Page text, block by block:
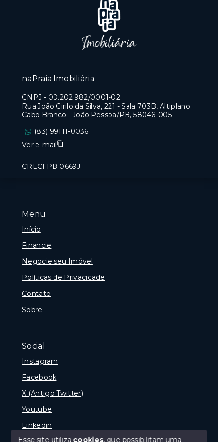
Menu
Início
Financie
Negocie seu Imóvel
Políticas de Privacidade
Contato
Sobre
Social
Instagram
Facebook
X (Antigo Twitter)
Youtube
Linkedin
naPraia Imobiliária
CNPJ - 00.202.982/0001-02
Rua João Cirilo da Silva, 221 - Sala 703B, Altiplano
Cabo Branco - João Pessoa/PB, 58046-005
(83) 99111-0036
Ver e-mail
CRECI PB 0669J
Esse site utiliza cookies, que possibilitam uma